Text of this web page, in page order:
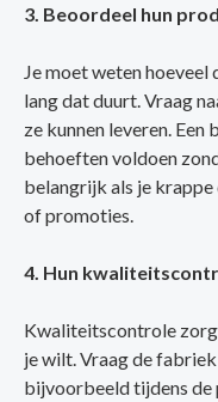
3. Beoordeel hun
Je moet weten
lang dat duurt. Vraag
ze kunnen leveren.
behoeften voldoen
belangrijk als je
of promoties.
4. Hun
Kwaliteitscontrole
je wilt. Vraag de
bijvoorbeeld tijdens de